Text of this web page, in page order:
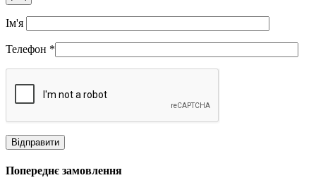
Ім'я
Телефон *
Попереднє замовлення